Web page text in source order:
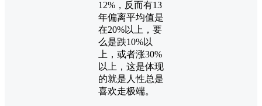
12%，反而有13
年偏离平均值是
在20%以上，要
么是跌10%以
上，或者涨30%
以上，这是体现
的就是人性总是
喜欢走极端。